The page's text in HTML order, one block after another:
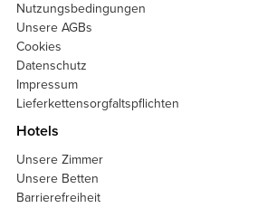
Nutzungsbedingungen
Unsere AGBs
Cookies
Datenschutz
Impressum
Lieferkettensorgfaltspflichten
Hotels
Unsere Zimmer
Unsere Betten
Barrierefreiheit